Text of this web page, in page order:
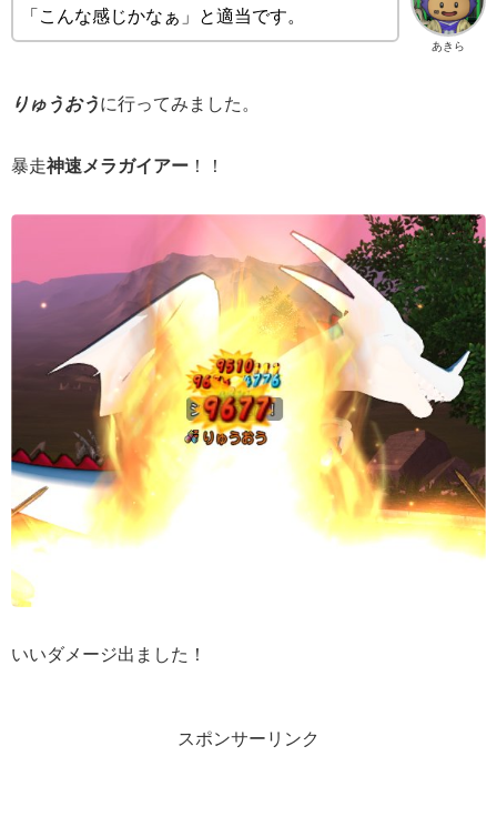
あきら
「こんな感じかなぁ」と適当です。
りゅうおうに行ってみました。
暴走神速メラガイアー ！！
いいダメージ出ました！
スポンサーリンク